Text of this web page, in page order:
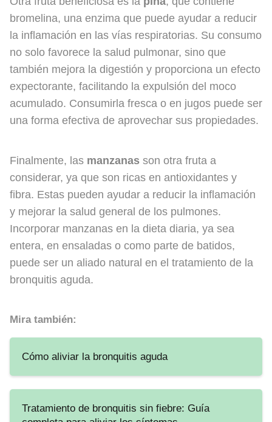
bromelina, una enzima que puede ayudar a reducir
la inflamación en las vías respiratorias. Su consumo
no solo favorece la salud pulmonar, sino que
también mejora la digestión y proporciona un efecto
expectorante, facilitando la expulsión del moco
acumulado. Consumirla fresca o en jugos puede ser
una forma efectiva de aprovechar sus propiedades.
Finalmente, las manzanas son otra fruta a
considerar, ya que son ricas en antioxidantes y
fibra. Estas pueden ayudar a reducir la inflamación
y mejorar la salud general de los pulmones.
Incorporar manzanas en la dieta diaria, ya sea
entera, en ensaladas o como parte de batidos,
puede ser un aliado natural en el tratamiento de la
bronquitis aguda.
Mira también:
Cómo aliviar la bronquitis aguda
Tratamiento de bronquitis sin fiebre: Guía